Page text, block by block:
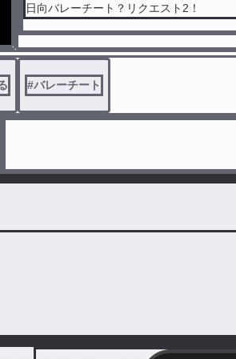
日向バレーチート？リクエスト2！
#バレーチート